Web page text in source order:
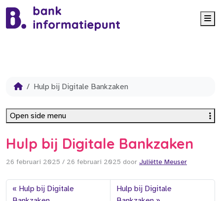
Hulp bij Digitale Bankzaken
Hulp bij Digitale Bankzaken
26 februari 2025 / 26 februari 2025 door Juliëtte Meuser
Hulp bij Digitale
Hulp bij Digitale
Open side menu